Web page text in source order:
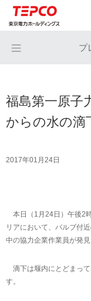
プ
福島第一原子
からの水の滴
2017年01月24日
本日（1月24日）午後2
リアにおいて、バルブ付
中の協力企業作業員が発見
滴下は堰内にとどまって
す。